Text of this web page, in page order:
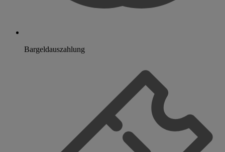
Bargeldauszahlung